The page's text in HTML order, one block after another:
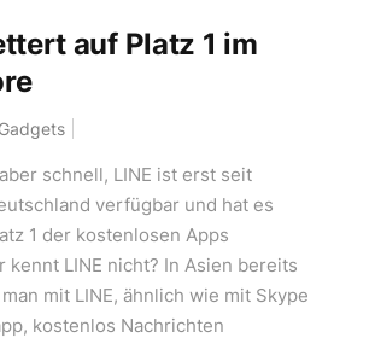
auf Platz 1 im
Gadgets
schnell, LINE ist erst seit
verfügbar und hat es
1 der kostenlosen Apps
kennt LINE nicht? In Asien bereits
mit LINE, ähnlich wie mit Skype
kostenlos Nachrichten